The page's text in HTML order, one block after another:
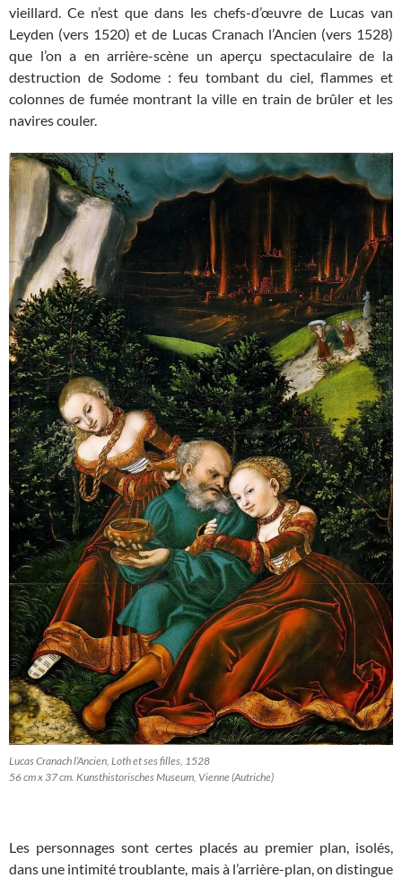
vieillard. Ce n’est que dans les chefs-d’œuvre de Lucas van
Leyden (vers 1520) et de Lucas Cranach l’Ancien (vers 1528)
que l’on a en arrière-scène un aperçu spectaculaire de la
destruction de Sodome : feu tombant du ciel, flammes et
colonnes de fumée montrant la ville en train de brûler et les
navires couler.
Lucas Cranach l’Ancien, Loth et ses filles, 1528
56 cm x 37 cm. Kunsthistorisches Museum, Vienne (Autriche)
Les personnages sont certes placés au premier plan, isolés,
dans une intimité troublante, mais à l’arrière-plan, on distingue